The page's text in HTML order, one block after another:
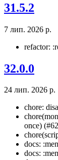
31.5.2
7 лип. 2026 р.
refactor:
32.0.0
24 лип. 2026 р.
chore:
once)
docs:
docs: